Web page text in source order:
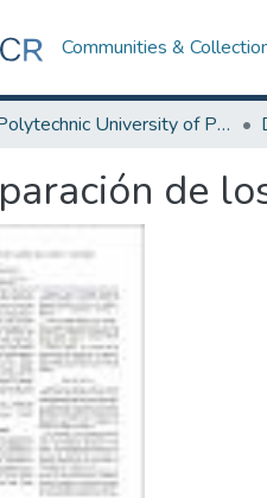
Communities &
Polytechnic University of Puerto Rico
de